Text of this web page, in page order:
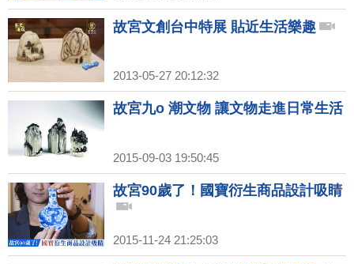
故宮文創台中特展 貼近生活樂趣
2013-05-27 20:12:32
故宮九o 潮文物 讓文物走進日常生活
2015-09-03 19:50:45
故宮90歲了！國寶衍生商品設計吸睛
2015-11-24 21:25:03